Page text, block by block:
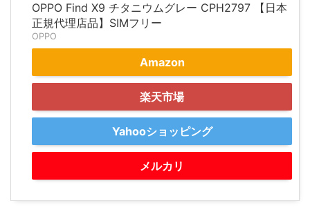
OPPO Find X9 チタニウムグレー CPH2797 【日本
正規代理店品】SIMフリー
OPPO
Amazon
楽天市場
Yahooショッピング
メルカリ